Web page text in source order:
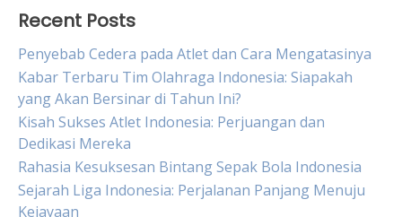
Recent Posts
Penyebab Cedera pada Atlet dan Cara Mengatasinya
Kabar Terbaru Tim Olahraga Indonesia: Siapakah
yang Akan Bersinar di Tahun Ini?
Kisah Sukses Atlet Indonesia: Perjuangan dan
Dedikasi Mereka
Rahasia Kesuksesan Bintang Sepak Bola Indonesia
Sejarah Liga Indonesia: Perjalanan Panjang Menuju
Kejayaan